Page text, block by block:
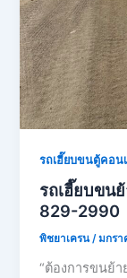
รถเฮี๊ยบขนตู้คอน
รถเฮี๊ยบขน
829-2990
พิชยาเครน/มกรา
“ต้องการขนย้